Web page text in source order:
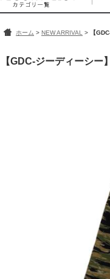
ホーム > NEW ARRIVAL > 【
【GDC-ジーディーシー